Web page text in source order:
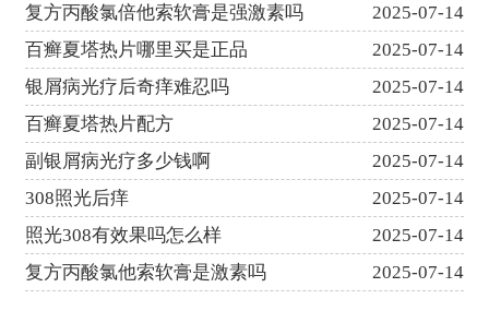
复方丙酸氯倍他索软膏是强激素吗
2025-07-14
百癣夏塔热片哪里买是正品
2025-07-14
银屑病光疗后奇痒难忍吗
2025-07-14
百癣夏塔热片配方
2025-07-14
副银屑病光疗多少钱啊
2025-07-14
308照光后痒
2025-07-14
照光308有效果吗怎么样
2025-07-14
复方丙酸氯他索软膏是激素吗
2025-07-14